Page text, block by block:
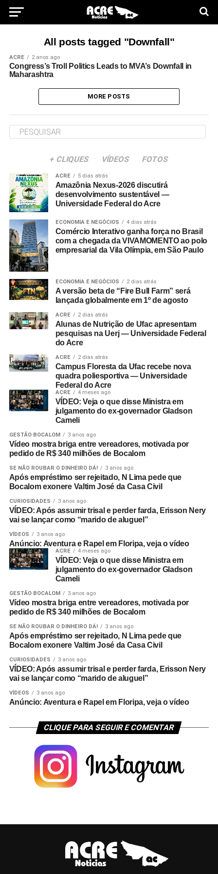
All posts tagged "Downfall"
ACRE 2 anos ago
Congress’s Troll Politics Leads to MVA’s Downfall in
Maharashtra
MORE POSTS
+ CLIQUES VÍDEOS FOTOS
ACRE 5 dias atrás
Amazônia Nexus-2026 discutirá
desenvolvimento sustentável —
Universidade Federal do Acre
ECONOMIA E NEGÓCIOS 4 dias atrás
Comércio Interativo ganha força no Brasil
com a chegada da VIVAMOMENTO ao polo
empresarial da Vila Olímpia, em São Paulo
ECONOMIA E NEGÓCIOS 2 dias atrás
A versão beta de “Fire Bull Farm” será
lançada globalmente em 1º de agosto
ACRE 2 dias atrás
Alunas de Nutrição de Ufac apresentam
pesquisas na Uerj — Universidade Federal
do Acre
ACRE 2 dias atrás
Campus Floresta da Ufac recebe nova
quadra poliesportiva — Universidade
Federal do Acre
ACRE 4 meses ago
VÍDEO: Veja o que disse Ministra em
julgamento do ex-governador Gladson
Cameli
GESTÃO BOCALOM 3 anos ago
Vídeo mostra briga entre vereadores, motivada por
pedido de R$ 340 milhões de Bocalom
SE NÃO ROUBAR O DINHEIRO DÁ! 3 anos ago
Após empréstimo ser rejeitado, N Lima pede que
Bocalom exonere Valtim José da Casa Civil
CURIOSIDADES 3 anos ago
VÍDEO: Após assumir trisal e perder farda, Erisson Nery
vai se lançar como “marido de aluguel”
VÍDEOS 3 anos ago
Anúncio: Aventura e Rapel em Floripa, veja o vídeo
ACRE 4 meses ago
VÍDEO: Veja o que disse Ministra em
julgamento do ex-governador Gladson
Cameli
GESTÃO BOCALOM 3 anos ago
Vídeo mostra briga entre vereadores, motivada por
pedido de R$ 340 milhões de Bocalom
SE NÃO ROUBAR O DINHEIRO DÁ! 3 anos ago
Após empréstimo ser rejeitado, N Lima pede que
Bocalom exonere Valtim José da Casa Civil
CURIOSIDADES 3 anos ago
VÍDEO: Após assumir trisal e perder farda, Erisson Nery
vai se lançar como “marido de aluguel”
VÍDEOS 3 anos ago
Anúncio: Aventura e Rapel em Floripa, veja o vídeo
CLIQUE PARA SEGUIR E COMENTAR